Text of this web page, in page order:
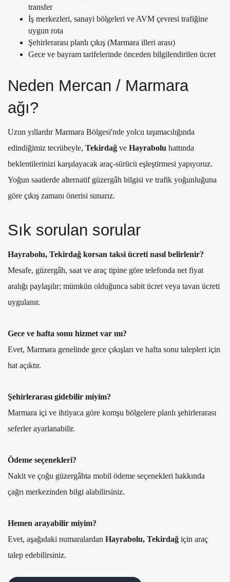
transfer
İş merkezleri, sanayi bölgeleri ve AVM çevresi trafiğine
uygun rota
Şehirlerarası planlı çıkış (Marmara illeri arası)
Gece ve bayram tarifelerinde önceden bilgilendirilen ücret
Neden Mercan / Marmara
ağı?
Uzun yıllardır Marmara Bölgesi'nde yolcu taşımacılığında
edindiğimiz tecrübeyle, Tekirdağ ve Hayrabolu hattında
beklentilerinizi karşılayacak araç-sürücü eşleştirmesi yapıyoruz.
Yoğun saatlerde alternatif güzergâh bilgisi ve trafik yoğunluğuna
göre çıkış zamanı önerisi sunarız.
Sık sorulan sorular
Hayrabolu, Tekirdağ korsan taksi ücreti nasıl belirlenir?
Mesafe, güzergâh, saat ve araç tipine göre telefonda net fiyat
aralığı paylaşılır; mümkün olduğunca sabit ücret veya tavan ücreti
uygulanır.
Gece ve hafta sonu hizmet var mı?
Evet, Marmara genelinde gece çıkışları ve hafta sonu talepleri için
hat açıktır.
Şehirlerarası gidebilir miyim?
Marmara içi ve ihtiyaca göre komşu bölgelere planlı şehirlerarası
seferler ayarlanabilir.
Ödeme seçenekleri?
Nakit ve çoğu güzergâhta mobil ödeme seçenekleri hakkında
çağrı merkezinden bilgi alabilirsiniz.
Hemen arayabilir miyim?
Evet, aşağıdaki numaralardan Hayrabolu, Tekirdağ için araç
talep edebilirsiniz.